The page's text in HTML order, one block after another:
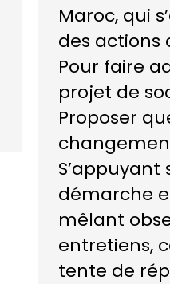
Maroc, qui
des actions
Pour faire
projet de
Proposer
S’appuyant
démarche
mêlant
entretiens,
tente de